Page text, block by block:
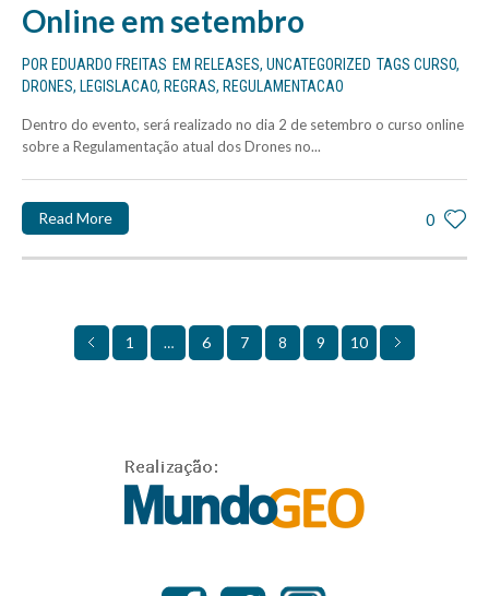
Online em setembro
POR EDUARDO FREITAS EM RELEASES, UNCATEGORIZED TAGS CURSO,
DRONES, LEGISLACAO, REGRAS, REGULAMENTACAO
Dentro do evento, será realizado no dia 2 de setembro o curso online
sobre a Regulamentação atual dos Drones no...
0
Read More
1 … 6 7 8 9 10